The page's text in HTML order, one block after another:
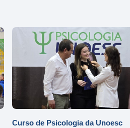
Curso de Psicologia da Unoesc